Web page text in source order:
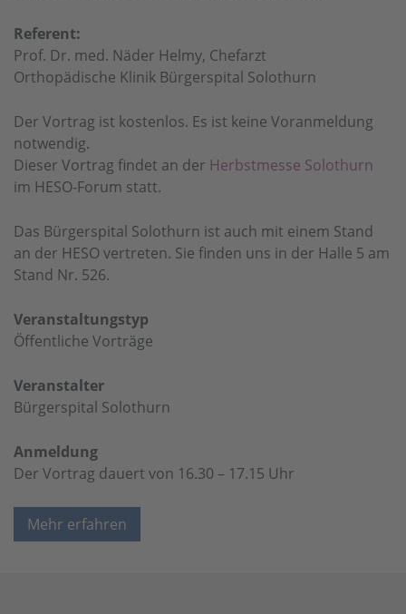
Referent:
Prof. Dr. med. Näder Helmy, Chefarzt
Orthopädische Klinik Bürgerspital Solothurn
Der Vortrag ist kostenlos. Es ist keine Voranmeldung
notwendig.
Dieser Vortrag findet an der Herbstmesse Solothurn
im HESO-Forum statt.
Das Bürgerspital Solothurn ist auch mit einem Stand
an der HESO vertreten. Sie finden uns in der Halle 5 am
Stand Nr. 526.
Veranstaltungstyp
Öffentliche Vorträge
Veranstalter
Bürgerspital Solothurn
Anmeldung
Der Vortrag dauert von 16.30 – 17.15 Uhr
Mehr erfahren